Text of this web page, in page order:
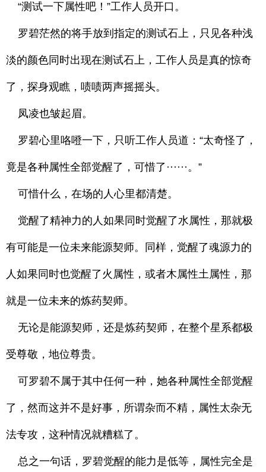
“测试一下属性吧！”工作人员开口。
罗碧茫然的将手放到指定的测试石上，只见各种浅
淡的颜色同时出现在测试石上，工作人员是真的惊奇
了，探身观瞧，啧啧两声摇摇头。
凤凌也皱起眉。
罗碧心里咯噔一下，只听工作人员道：“太奇怪了，
竟是各种属性全部觉醒了，可惜了······。”
可惜什么，在场的人心里都清楚。
觉醒了精神力的人如果同时觉醒了水属性，那就极
有可能是一位未来能源契师。同样，觉醒了魂源力的
人如果同时也觉醒了火属性，或者木属性土属性，那
就是一位未来的炼药契师。
无论是能源契师，还是炼药契师，在整个星系都极
受尊敬，地位尊贵。
可罗碧不属于其中任何一种，她各种属性全部觉醒
了，然而这并不是好事，所谓杂而不精，属性太杂无
法专攻，这种情况就糟糕了。
总之一句话，罗碧觉醒的能力是低等，属性完全是